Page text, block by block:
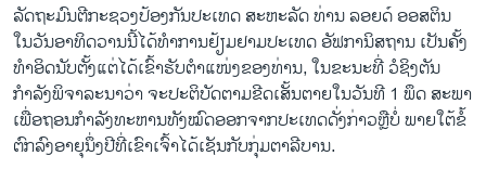
ພາສາຕ່າງໆ
ລັດຖະມົນຕີກະຊວງປ້ອງກັນປະເທດ ສະຫະລັດ ທ່ານ ລອຍດ໌ ອອສຕິນ
ໃນວັນອາທິດວານນີ້ໄດ້ທຳການຢ້ຽມຢາມປະເທດ ອັຟການິສຖານ ເປັນຄັ້ງ
ທຳອິດນັບຕັ້ງແຕ່ໄດ້ເຂົ້າຮັບຕຳແໜ່ງຂອງທ່ານ, ໃນຂະນະທີ່ ວໍຊິງຕັນ
ກຳລັງພິຈາລະນາວ່າ ຈະປະຕິບັດຕາມຂີດເສັ້ນຕາຍໃນວັນທີ 1 ພຶດ ສະພາ
ເພື່ອຖອນກຳລັງທະຫານທັງໝົດອອກຈາກປະເທດດັ່ງກ່າວຫຼືບໍ່ ພາຍໃຕ້ຂໍ້
ຕົກລົງອາຍຸນຶ່ງປີທີ່ເຂົາເຈົ້າໄດ້ເຊັນກັບກຸ່ມຕາລີບານ.